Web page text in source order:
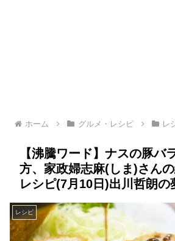
ホーム グルメ・レシピ レ
【沸騰ワード】ナスの豚バ
方、家政婦志麻(しま)さん
レシピ(7月10日)出川哲朗の
レシピ